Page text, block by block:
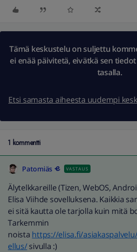
Tämä keskustelu on suljettu
ei enää päivitetä, eivätkä sen
tasalla.
Etsi samasta aiheesta uudempi
1 kommentti
Patomiäs VASTAUS
Älytelkkareille (Tizen, WebOS,
Elisa Viihde sovelluksena. Kaikkia
ei sitä kautta ole tarjolla kuin mitä
Tarkemmin
noista https://elisa.fi/
ellus/sivulla :)